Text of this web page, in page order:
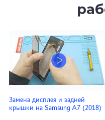
Замена дисплея и задней
крышки на Samsung A7 (2018)